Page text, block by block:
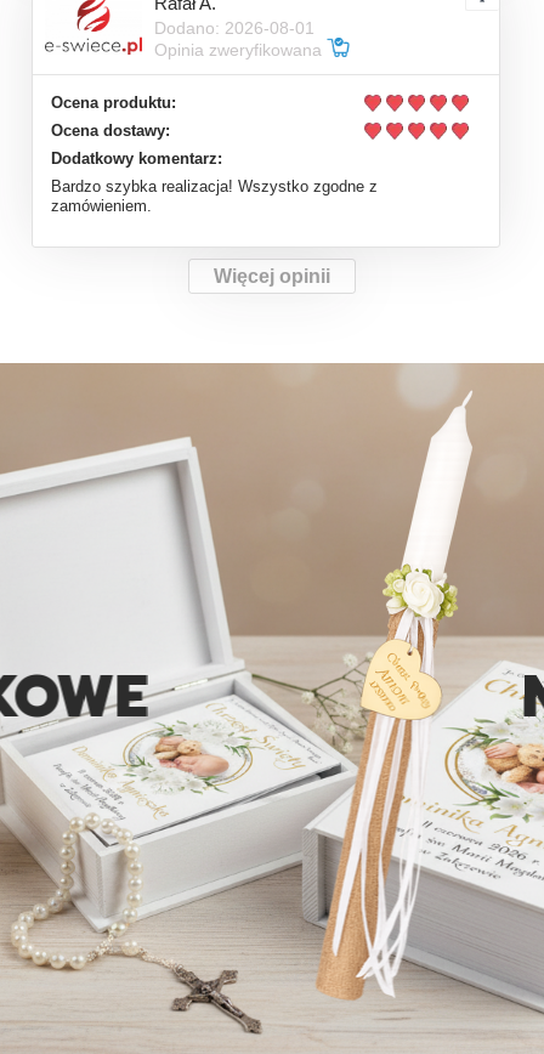
Dodano: 2026-08-01
Opinia zweryfikowana
Ocena produktu:
Ocena dostawy:
Dodatkowy komentarz:
Bardzo szybka realizacja! Wszystko zgodne z
zamówieniem.
Więcej opinii